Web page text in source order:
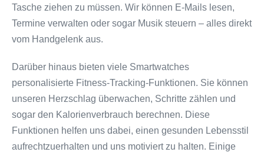
Tasche ziehen zu müssen. Wir können E-Mails lesen,
Termine verwalten oder sogar Musik steuern – alles direkt
vom Handgelenk aus.
Darüber hinaus bieten viele Smartwatches
personalisierte Fitness-Tracking-Funktionen. Sie können
unseren Herzschlag überwachen, Schritte zählen und
sogar den Kalorienverbrauch berechnen. Diese
Funktionen helfen uns dabei, einen gesunden Lebensstil
aufrechtzuerhalten und uns motiviert zu halten. Einige